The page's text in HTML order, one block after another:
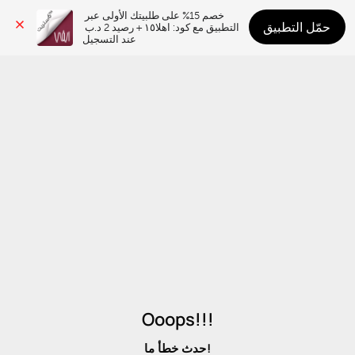
عند التسجيل
حمّل التطبيق
Ooops!!!
حدث خطأ ما!